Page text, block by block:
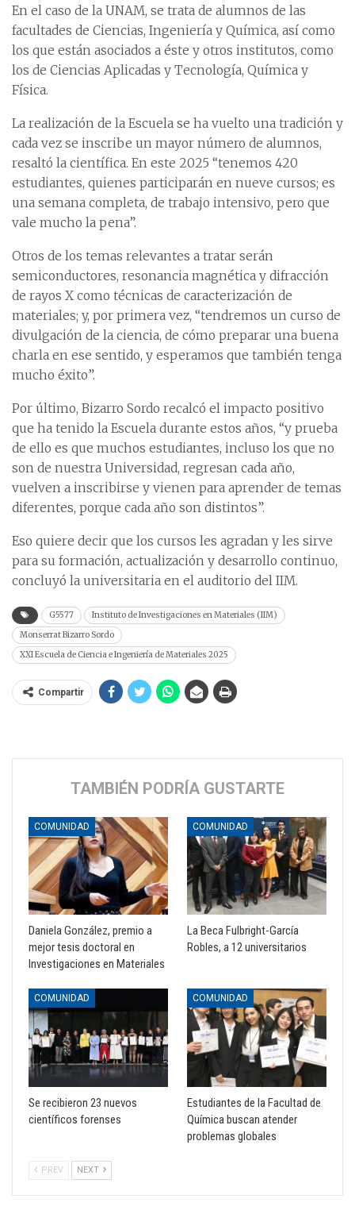
En el caso de la UNAM, se trata de alumnos de las
facultades de Ciencias, Ingeniería y Química, así como
los que están asociados a éste y otros institutos, como
los de Ciencias Aplicadas y Tecnología, Química y
Física.
La realización de la Escuela se ha vuelto una tradición y
cada vez se inscribe un mayor número de alumnos,
resaltó la científica. En este 2025 “tenemos 420
estudiantes, quienes participarán en nueve cursos; es
una semana completa, de trabajo intensivo, pero que
vale mucho la pena”.
Otros de los temas relevantes a tratar serán
semiconductores, resonancia magnética y difracción
de rayos X como técnicas de caracterización de
materiales; y, por primera vez, “tendremos un curso de
divulgación de la ciencia, de cómo preparar una buena
charla en ese sentido, y esperamos que también tenga
mucho éxito”.
Por último, Bizarro Sordo recalcó el impacto positivo
que ha tenido la Escuela durante estos años, “y prueba
de ello es que muchos estudiantes, incluso los que no
son de nuestra Universidad, regresan cada año,
vuelven a inscribirse y vienen para aprender de temas
diferentes, porque cada año son distintos”.
Eso quiere decir que los cursos les agradan y les sirve
para su formación, actualización y desarrollo continuo,
concluyó la universitaria en el auditorio del IIM.
G5577
Instituto de Investigaciones en Materiales (IIM)
Monserrat Bizarro Sordo
XXI Escuela de Ciencia e Ingeniería de Materiales 2025
Compartir
TAMBIÉN PODRÍA GUSTARTE
COMUNIDAD
Daniela González, premio a
mejor tesis doctoral en
Investigaciones en Materiales
COMUNIDAD
La Beca Fulbright-García
Robles, a 12 universitarios
COMUNIDAD
Se recibieron 23 nuevos
científicos forenses
COMUNIDAD
Estudiantes de la Facultad de
Química buscan atender
problemas globales
PREV NEXT